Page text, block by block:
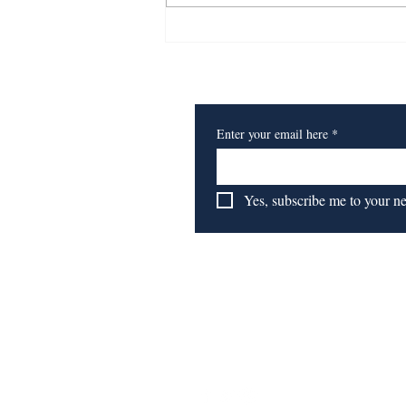
Enter your email here *
Yes, subscribe me to your